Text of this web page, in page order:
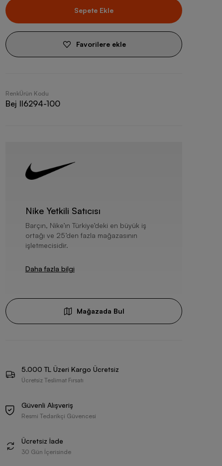
Sepete Ekle
Favorilere ekle
Renk
Bej
Ürün Kodu
II6294-100
Nike Yetkili Satıcısı
Barçın, Nike’ın Türkiye’deki en büyük iş
ortağı ve 25’den fazla mağazasının
işletmecisidir.
Daha fazla bilgi
Mağazada Bul
5.000 TL Üzeri Kargo Ücretsiz
Ücretsiz Teslimat Fırsatı
Güvenli Alışveriş
Resmi Tedarikçi Güvencesi
Ücretsiz İade
30 Gün İçerisinde